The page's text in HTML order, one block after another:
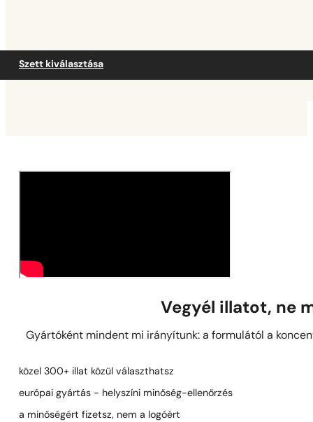
Szett kiválasztása
Vegyél illatot, ne
Gyártóként mindent mi irányítunk: a formulától a
közel 300+ illat közül választhatsz
európai gyártás - helyszíni minőség-ellenőrzés
a minőségért fizetsz, nem a logóért